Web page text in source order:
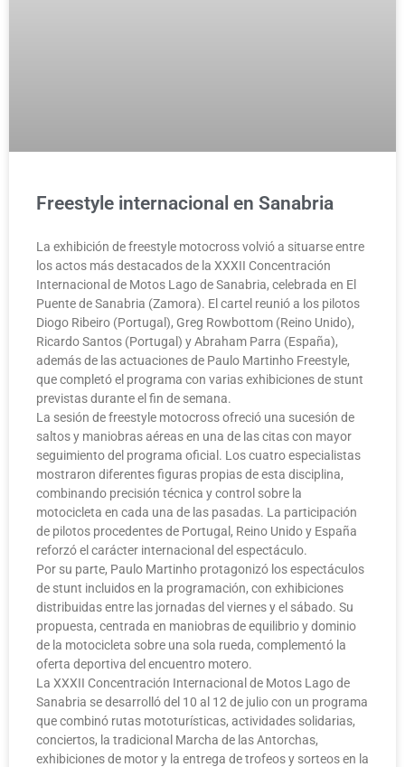
Freestyle internacional en Sanabria
La exhibición de freestyle motocross volvió a situarse entre
los actos más destacados de la XXXII Concentración
Internacional de Motos Lago de Sanabria, celebrada en El
Puente de Sanabria (Zamora). El cartel reunió a los pilotos
Diogo Ribeiro (Portugal), Greg Rowbottom (Reino Unido),
Ricardo Santos (Portugal) y Abraham Parra (España),
además de las actuaciones de Paulo Martinho Freestyle,
que completó el programa con varias exhibiciones de stunt
previstas durante el fin de semana.
La sesión de freestyle motocross ofreció una sucesión de
saltos y maniobras aéreas en una de las citas con mayor
seguimiento del programa oficial. Los cuatro especialistas
mostraron diferentes figuras propias de esta disciplina,
combinando precisión técnica y control sobre la
motocicleta en cada una de las pasadas. La participación
de pilotos procedentes de Portugal, Reino Unido y España
reforzó el carácter internacional del espectáculo.
Por su parte, Paulo Martinho protagonizó los espectáculos
de stunt incluidos en la programación, con exhibiciones
distribuidas entre las jornadas del viernes y el sábado. Su
propuesta, centrada en maniobras de equilibrio y dominio
de la motocicleta sobre una sola rueda, complementó la
oferta deportiva del encuentro motero.
La XXXII Concentración Internacional de Motos Lago de
Sanabria se desarrolló del 10 al 12 de julio con un programa
que combinó rutas mototurísticas, actividades solidarias,
conciertos, la tradicional Marcha de las Antorchas,
exhibiciones de motor y la entrega de trofeos y sorteos en la